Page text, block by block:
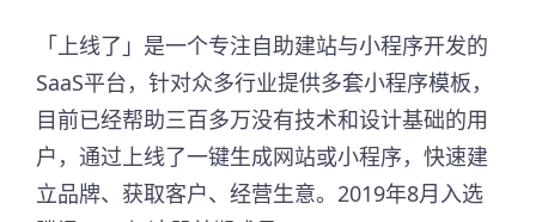
「上线了」是一个专注自助建站与小程序开发的
SaaS平台，针对众多行业提供多套小程序模板，
目前已经帮助三百多万没有技术和设计基础的用
户，通过上线了一键生成网站或小程序，快速建
立品牌、获取客户、经营生意。2019年8月入选